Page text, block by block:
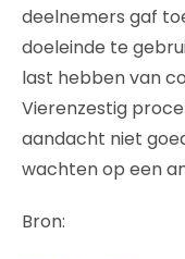
deelnemers gaf
doeleinde te
last hebben van
Vierenzestig
aandacht niet
wachten op een
Bron: